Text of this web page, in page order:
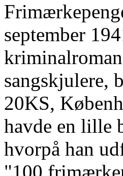
september
sangskjulere,
20KS,
havde en lille
hvorpå han